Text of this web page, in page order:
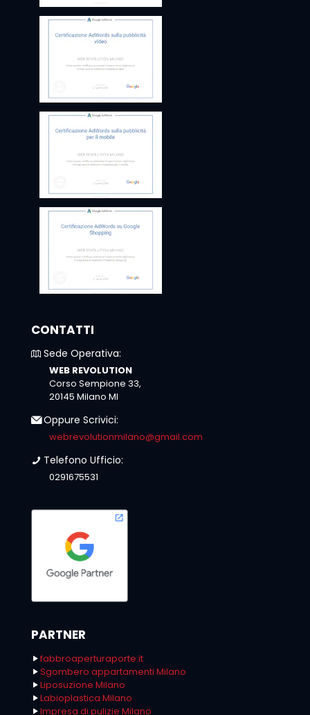
CONTATTI
Sede Operativa:
WEB REVOLUTION
Corso Sempione 33,
20145 Milano MI
Oppure Scrivici:
webrevolutionmilano@gmail.com
Telefono Ufficio:
0291675531
PARTNER
fabbroaperturaporte.it
Sgombero appartamenti Milano
Liposuzione Milano
Labioplastica Milano
Impresa di pulizie Milano